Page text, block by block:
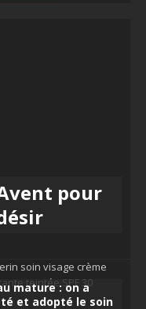
pour
mature : on a
et adopté le soin